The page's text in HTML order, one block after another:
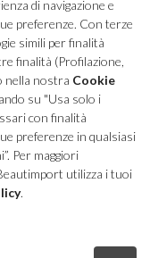
di navigazione e
preferenze. Con terze
simili per finalità
finalità (Profilazione,
nella nostra Cookie
su "Usa solo i
con finalità
preferenze in qualsiasi
Per maggiori
utilizza i tuoi
.